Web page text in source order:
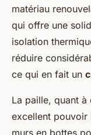
matériau
qui offre une
isolation
réduire
ce qui en fait un
La paille, quant à
excellent pouvoir